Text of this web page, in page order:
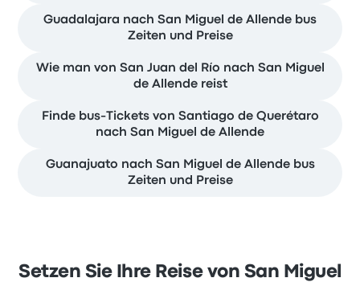
Guadalajara nach San Miguel de Allende bus
Zeiten und Preise
Wie man von San Juan del Río nach San Miguel
de Allende reist
Finde bus-Tickets von Santiago de Querétaro
nach San Miguel de Allende
Guanajuato nach San Miguel de Allende bus
Zeiten und Preise
Setzen Sie Ihre Reise von San Miguel